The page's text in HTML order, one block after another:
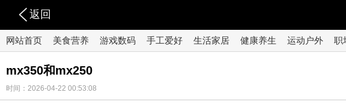
返回
网站首页 美食营养 游戏数码 手工爱好 生活家居 健康养生 运动户外 职
mx350和mx250
时间：2026-04-22 00:53:08